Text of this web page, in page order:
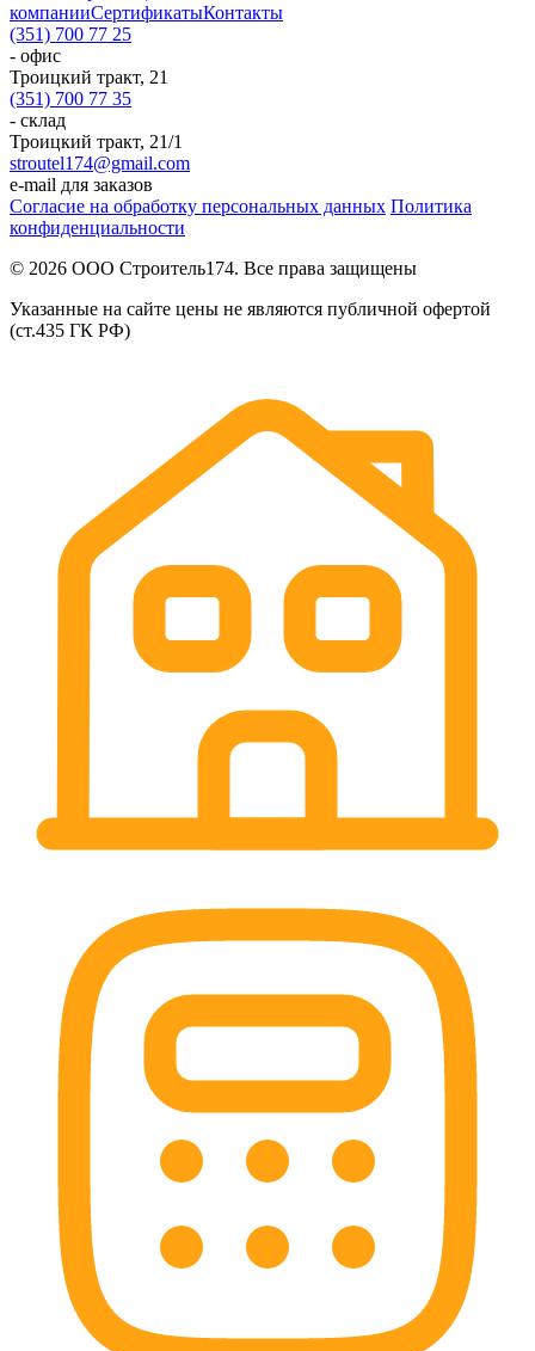
компанииСертификатыКонтакты
(351) 700 77 25
- офис
Троицкий тракт, 21
(351) 700 77 35
- склад
Троицкий тракт, 21/1
stroutel174@gmail.com
e-mail для заказов
Согласие на обработку персональных данных Политика
конфиденциальности
© 2026 ООО Строитель174. Все права защищены
Указанные на сайте цены не являются публичной офертой
(ст.435 ГК РФ)